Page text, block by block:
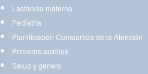
Lactancia materna
Pediatría
Planificación Compartida de la Atención
Primeros auxilios
Salud y género